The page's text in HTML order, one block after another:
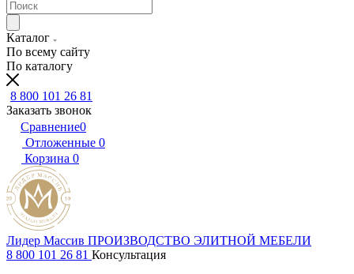
Каталог
По всему сайту
По каталогу
8 800 101 26 81
Заказать звонок
Сравнение0
Отложенные 0
Корзина 0
Лидер Массив ПРОИЗВОДСТВО ЭЛИТНОЙ МЕБЕЛИ
8 800 101 26 81 Консультация